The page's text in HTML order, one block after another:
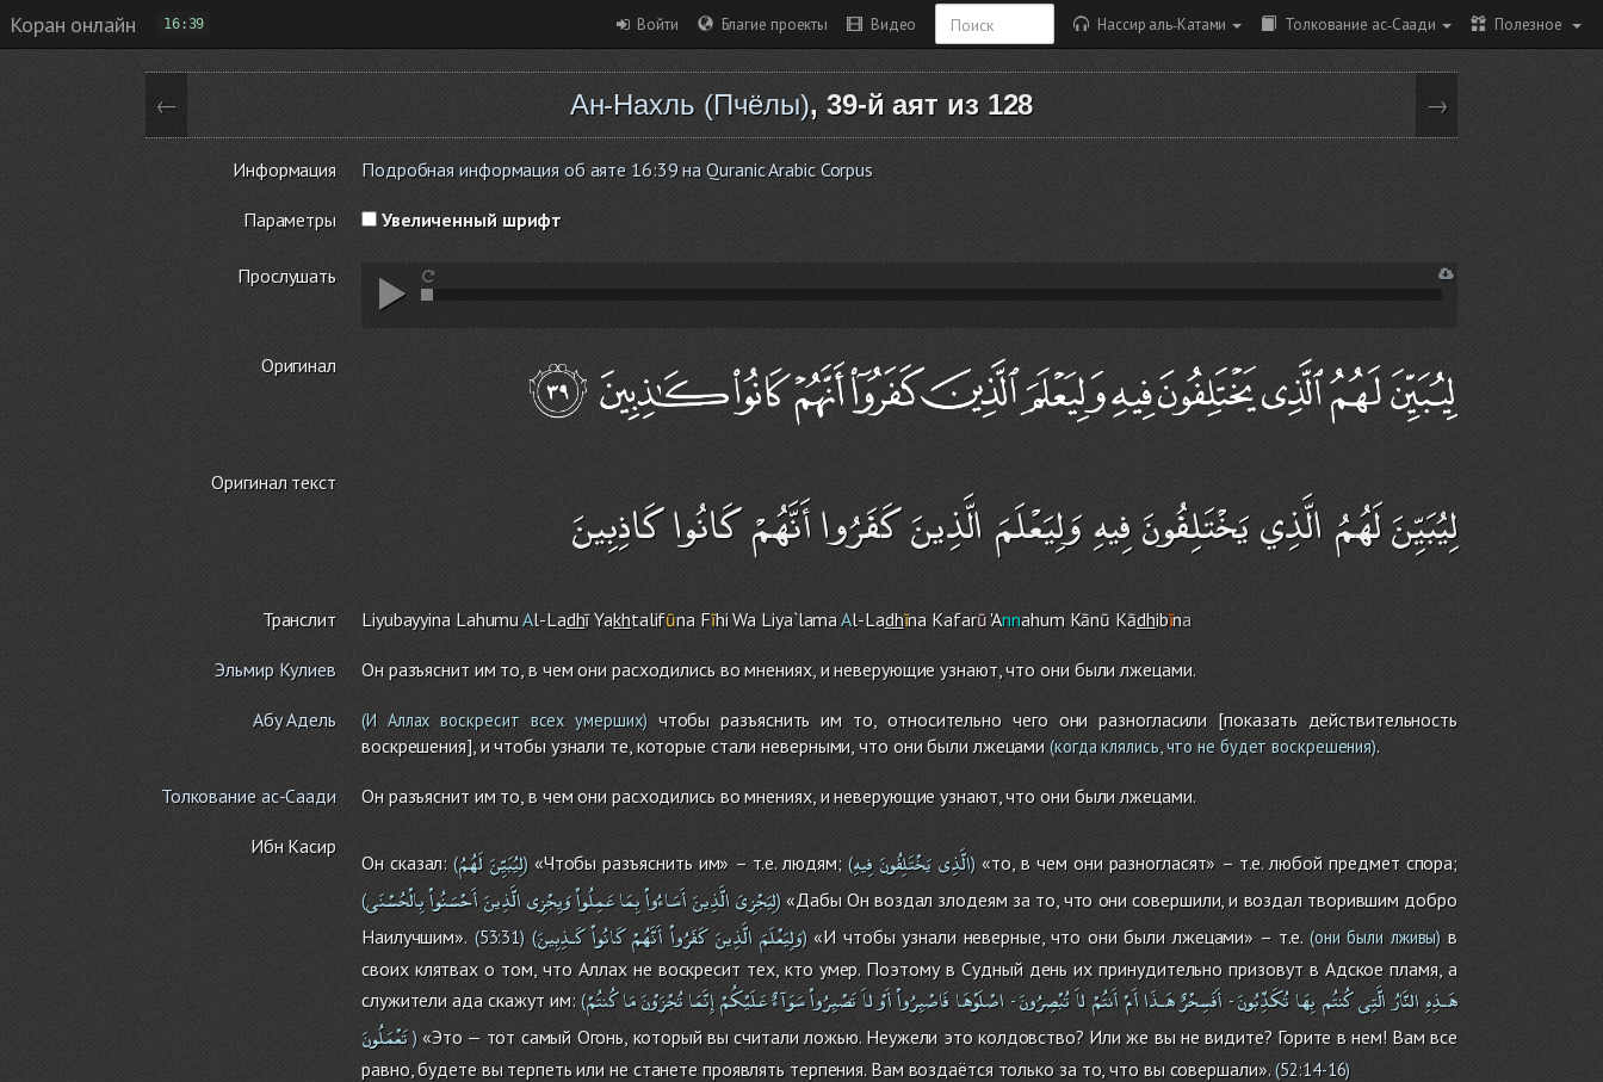
Коран онлайн 16:39 Войти Благие проекты Видео Нассир аль-Катами Толкование ас-Саади Полезное
← Ан-Нахль (Пчёлы), 39-й аят из 128 →
Информация Подробная информация об аяте 16:39 на Quranic Arabic Corpus
Параметры Увеличенный шрифт
Прослушать
Оригинал
Оригинал текст
لِيُبَيِّنَ لَهُمُ الَّذِي يَخْتَلِفُونَ فِيهِ وَلِيَعْلَمَ الَّذِينَ كَفَرُوا أَنَّهُمْ كَانُوا كَاذِبِينَ
Транслит Liyubayyina LahumuAl-Ladhī Yakhtalifūna FīhiWa Liya`lamaAl-Ladhīna Kafarū'AnnahumKānū Kādhibīna
Эльмир Кулиев Он разъяснит им то, в чем они расходились во мнениях, и неверующие узнают, что они были лжецами.
Абу Адель (И Аллах воскресит всех умерших)чтобы разъяснить им то, относительно чего они разногласили [показать действительность
воскрешения], и чтобы узнали те, которые стали неверными, что они были лжецами (когда клялись, что не будет воскрешения).
Толкование ас-Саади Он разъяснит им то, в чем они расходились во мнениях, и неверующие узнают, что они были лжецами.
Ибн Касир
Он сказал: ( لِيُبَيِّنَلَهُمُ )«Чтобы разъяснить им» – т.е. людям;( الَّذِىيَخْتَلِفُونَفِيهِ )«то, в чем они разногласят» – т.е. любой предмет спора;
( لِيَجْزِىَالَّذِينَأَسَاءُواْبِمَاعَمِلُواْوَيِجْزِىالَّذِينَأَحْسَنُواْبِالْحُسْنَى ) «Дабы Он воздал злодеям за то, что они совершили, и воздал творившим добро
Наилучшим». (53:31) ( وَلِيَعْلَمَالَّذِينَ كَفَرُواْأَنَّهُمْكَانُواْكَـذِبِينَ )«И чтобы узнали неверные, что они были лжецами» – т.е.(они были лживы) в
своих клятвах о том, что Аллах не воскресит тех, кто умер. Поэтому в Судный день их принудительно призовут в Адское пламя, а
служители ада скажут им:( هَـذِهِالنَّارُالَّتِىكُنتُمبِهَاتُكَذِّبُونَ- أَفَسِحْرٌهَـذَاأَمْأَنتُمْلاَتُبْصِرُونَ- اصْلَوْهَافَاصْبِرُواْأَوْلاَتَصْبِرُواْسَوَآءٌعَلَيْكُمْإِنَّمَاتُجْزَوْنَمَاكُنتُمْ
تَعْمَلُونَ)«Это — тот самый Огонь, который вы считали ложью. Неужели это колдовство? Или же вы не видите? Горите в нем! Вам все
равно, будете вы терпеть или не станете проявлять терпения. Вам воздаётся только за то, что вы совершали». (52:14-16)